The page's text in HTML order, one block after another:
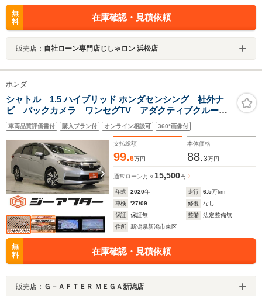
無
料
在庫確認・見積依頼
販売店： 自社ローン専門店じしゃロン 浜松店
ホンダ
シャトル 1.5 ハイブリッド ホンダセンシング 社外ナ
ビ バックカメラ ワンセグTV アダクティブクルーズ
コントロール オートライト レーンキープアシスト
アイドリングストップ Bluetooth接続 USB入力端子
電動格納ミラー
車両品質評価書付 購入プラン付 オンライン相談可 360°画像付
支払総額
99.6万円
本体価格
88.3万円
通常ローン 月々 15,500円
年式 2020年 走行 6.5万km
車検
'27/09 修復
なし
保証
保証無 整備
法定整備無
住所
新潟県新潟市東区
無
料
在庫確認・見積依頼
販売店： Ｇ－ＡＦＴＥＲ ＭＥＧＡ新潟店